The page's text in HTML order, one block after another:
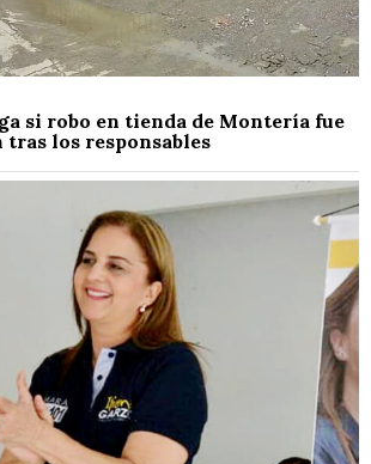
si robo en tienda de Montería fue
tras los responsables